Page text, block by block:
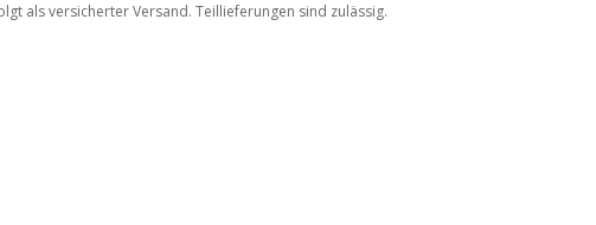
als versicherter Versand. Teillieferungen sind zulässig.